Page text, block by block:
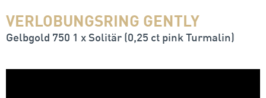
VERLOBUNGSRING GENTLY
Gelbgold 750 1 x Solitär (0,25 ct pink Turmalin)